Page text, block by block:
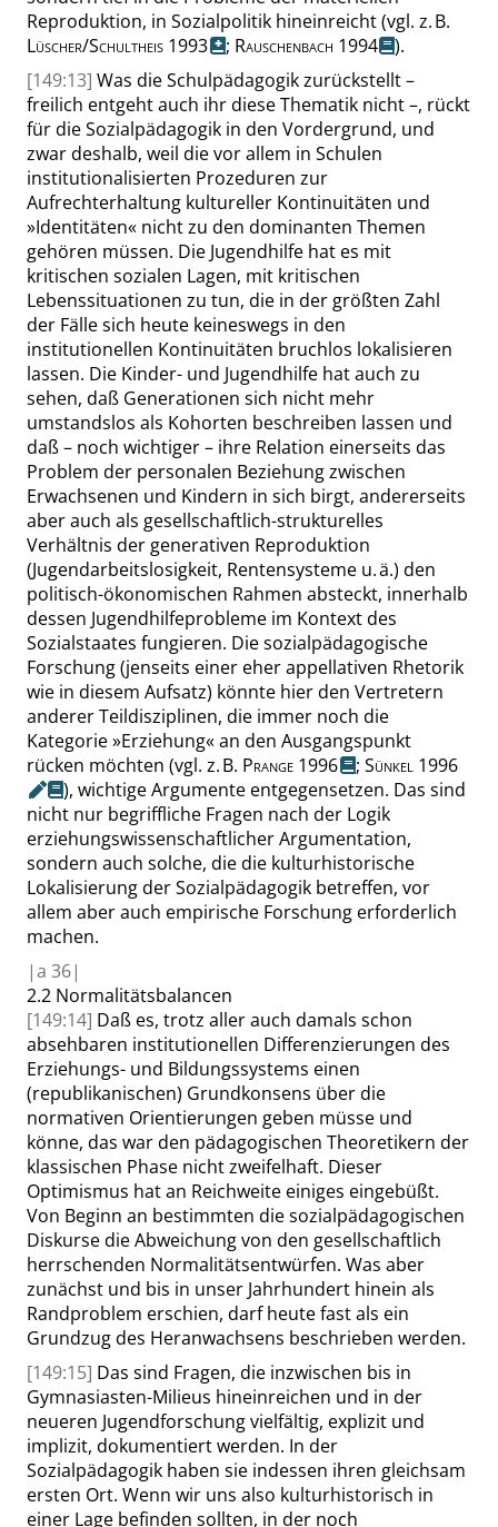
Reproduktion, in Sozialpolitik hineinreicht (vgl. z. B.
Lüscher/Schultheis 1993 ; Rauschenbach 1994
).
[149:13] Was die Schulpädagogik zurückstellt –
freilich entgeht auch ihr diese Thematik nicht –, rückt
für die Sozialpädagogik in den Vordergrund, und
zwar deshalb, weil die vor allem in Schulen
institutionalisierten Prozeduren zur
Aufrechterhaltung kultureller Kontinuitäten und
»Identitäten« nicht zu den dominanten Themen
gehören müssen. Die Jugendhilfe hat es mit
kritischen sozialen Lagen, mit kritischen
Lebenssituationen zu tun, die in der größten Zahl
der Fälle sich heute keineswegs in den
institutionellen Kontinuitäten bruchlos lokalisieren
lassen. Die Kinder- und Jugendhilfe hat auch zu
sehen, daß Generationen sich nicht mehr
umstandslos als Kohorten beschreiben lassen und
daß – noch wichtiger – ihre Relation einerseits das
Problem der personalen Beziehungzwischen
Erwachsenen und Kindern in sich birgt, andererseits
aber auch als gesellschaftlich-strukturelles
Verhältnis der generativen Reproduktion
(Jugendarbeitslosigkeit, Rentensysteme u. ä.) den
politisch-ökonomischen Rahmen absteckt, innerhalb
dessen Jugendhilfeprobleme im Kontext des
Sozialstaates fungieren. Die sozialpädagogische
Forschung (jenseits einer eher appellativen Rhetorik
wie in diesem Aufsatz) könnte hier den Vertretern
anderer Teildisziplinen, die immer noch die
Kategorie»Erziehung«an den Ausgangspunkt
rücken möchten (vgl. z. B. Prange 1996 ; Sünkel 1996
), wichtige Argumente entgegensetzen. Das sind
nicht nur begriffliche Fragen nach der Logik
erziehungswissenschaftlicher Argumentation,
sondern auch solche, die die kulturhistorische
Lokalisierung der Sozialpädagogik betreffen, vor
allem aber auch empirische Forschung erforderlich
machen.
|a 36|
2.2 Normalitätsbalancen
[149:14] Daß es, trotz aller auch damals schon
absehbaren institutionellen Differenzierungen des
Erziehungs- und Bildungssystems einen
(republikanischen) Grundkonsens über die
normativen Orientierungen geben müsse und
könne, das war den pädagogischen Theoretikern der
klassischen Phase nicht zweifelhaft. Dieser
Optimismus hat an Reichweite einiges eingebüßt.
Von Beginn an bestimmten die sozialpädagogischen
Diskurse die Abweichung von den gesellschaftlich
herrschenden Normalitätsentwürfen. Was aber
zunächst und bis in unser Jahrhundert hinein als
Randproblem erschien, darf heute fast als ein
Grundzug des Heranwachsens beschrieben werden.
[149:15] Das sind Fragen, die inzwischen bis in
Gymnasiasten-Milieus hineinreichen und in der
neueren Jugendforschung vielfältig, explizit und
implizit, dokumentiert werden. In der
Sozialpädagogik haben sie indessen ihren gleichsam
ersten Ort. Wenn wir uns also kulturhistorisch in
einer Lage befinden sollten, in der noch